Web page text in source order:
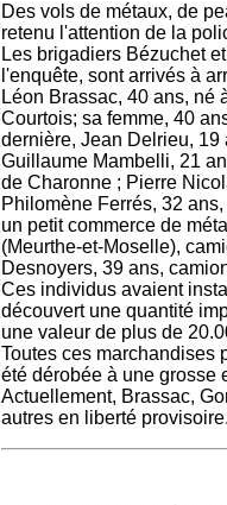
Des vols de métaux, de
retenu l'attention de la
Les brigadiers Bézuchet
l'enquête, sont arrivés à
Léon Brassac, 40 ans, né
Courtois; sa femme, 40
dernière, Jean Delrieu, 19
Guillaume Mambelli, 21
de Charonne ; Pierre
Philomène Ferrés, 32
un petit commerce de
(Meurthe-et-Moselle),
Desnoyers, 39 ans,
Ces individus avaient
découvert une quantité
une valeur de plus de
Toutes ces marchandises
été dérobée à une grosse
Actuellement, Brassac,
autres en liberté